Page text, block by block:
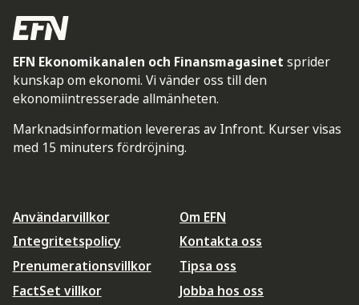
EFN Ekonomikanalen och Finansmagasinet sprider
kunskap om ekonomi. Vi vänder oss till den
ekonomiintresserade allmänheten.
Marknadsinformation levereras av Infront. Kurser visas
med 15 minuters fördröjning.
Användarvillkor
Integritetspolicy
Prenumerationsvillkor
FactSet villkor
Om EFN
Kontakta oss
Tipsa oss
Jobba hos oss